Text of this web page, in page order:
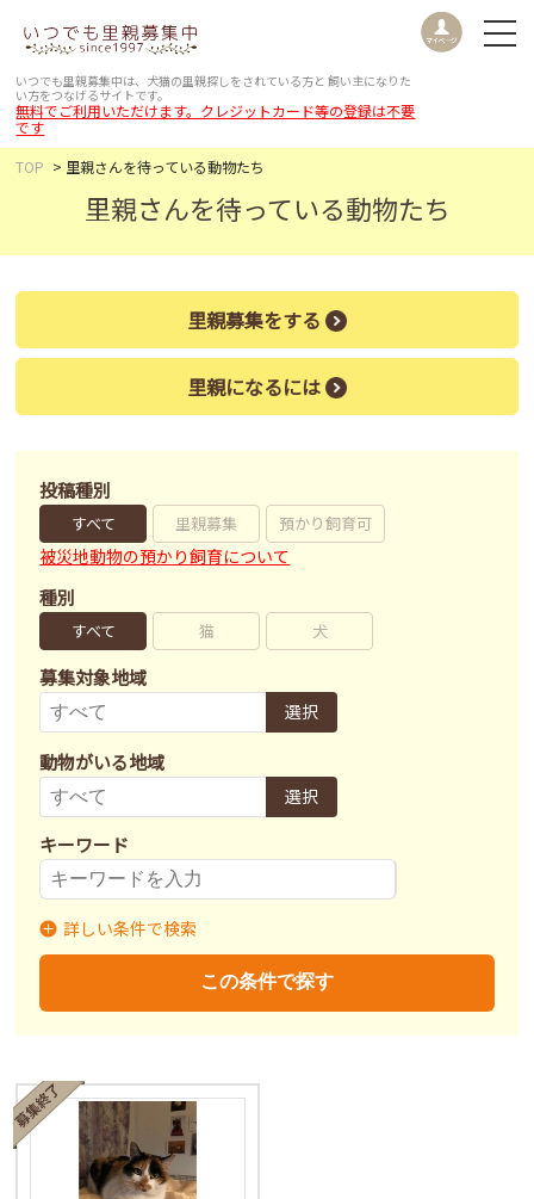
いつでも里親募集中は、犬猫の里親探しをされている方と 飼い主になりた
い方をつなげるサイトです。
無料でご利用いただけます。クレジットカード等の登録は不要
です
TOP
里親さんを待っている動物たち
里親さんを待っている動物たち
里親募集をする
里親になるには
投稿種別
すべて 里親募集 預かり飼育可
被災地動物の預かり飼育について
種別
すべて 猫 犬
募集対象地域
選択
動物がいる地域
選択
キーワード
募集状況
不妊去勢手術
済 未 不明
詳しい条件で検索
この条件で探す